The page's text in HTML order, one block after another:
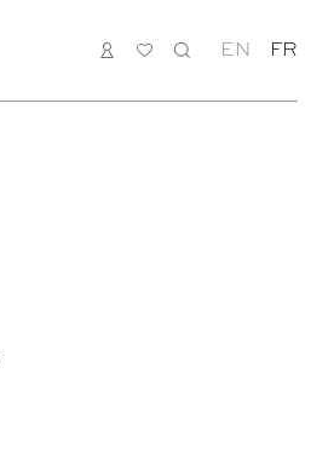
CONNEXION
MA
RECHERCHE
EN FR